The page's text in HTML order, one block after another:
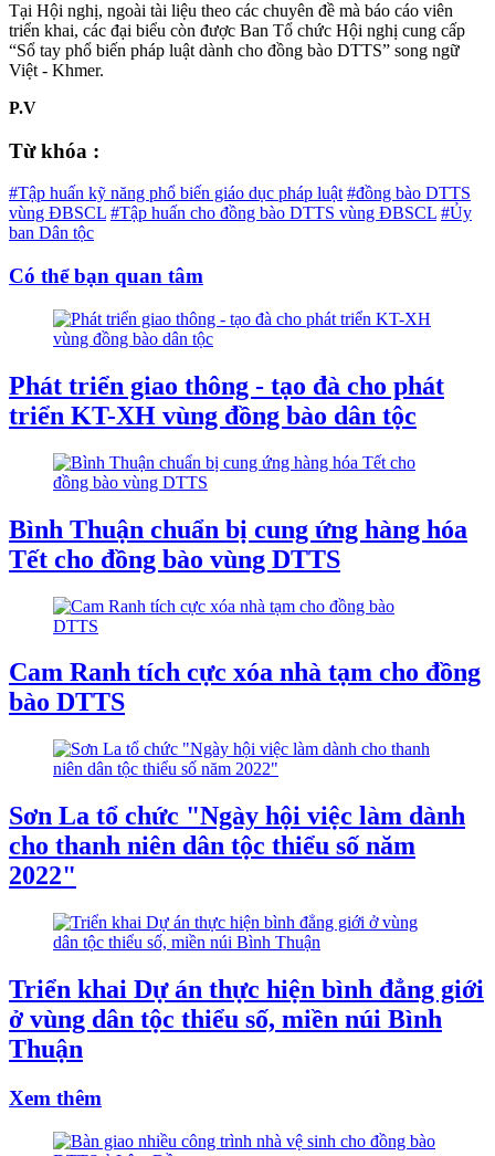
Tại Hội nghị, ngoài tài liệu theo các chuyên đề mà báo cáo viên
triển khai, các đại biểu còn được Ban Tổ chức Hội nghị cung cấp
“Sổ tay phổ biến pháp luật dành cho đồng bào DTTS” song ngữ
Việt - Khmer.
P.V
Từ khóa :
#Tập huấn kỹ năng phổ biến giáo dục pháp luật #đồng bào DTTS
vùng ĐBSCL #Tập huấn cho đồng bào DTTS vùng ĐBSCL #Ủy
ban Dân tộc
Có thể bạn quan tâm
Phát triển giao thông - tạo đà cho phát
triển KT-XH vùng đồng bào dân tộc
Bình Thuận chuẩn bị cung ứng hàng hóa
Tết cho đồng bào vùng DTTS
Cam Ranh tích cực xóa nhà tạm cho đồng
bào DTTS
Sơn La tổ chức "Ngày hội việc làm dành
cho thanh niên dân tộc thiểu số năm
2022"
Triển khai Dự án thực hiện bình đẳng giới
ở vùng dân tộc thiểu số, miền núi Bình
Thuận
Xem thêm